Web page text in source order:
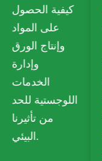
نحن نستخدم
لب الخشب
البكر المستورد
من الغابات
المعتمدة
المدارة
بطريقة